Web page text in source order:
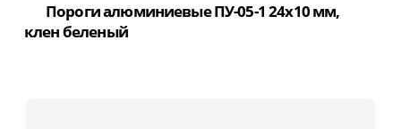
Пороги алюминиевые ПУ-05-1 24x10 мм,
клен беленый